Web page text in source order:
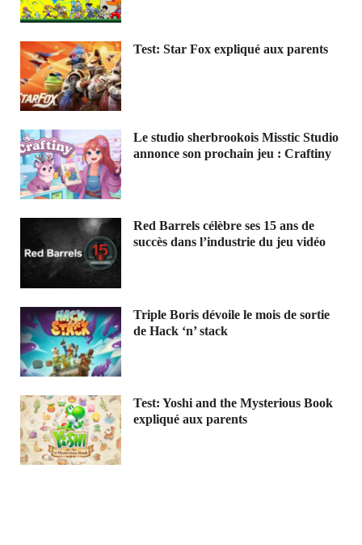
Test: Star Fox expliqué aux parents
Le studio sherbrookois Misstic Studio
annonce son prochain jeu : Craftiny
Red Barrels célèbre ses 15 ans de
succès dans l’industrie du jeu vidéo
Triple Boris dévoile le mois de sortie
de Hack ‘n’ stack
Test: Yoshi and the Mysterious Book
expliqué aux parents